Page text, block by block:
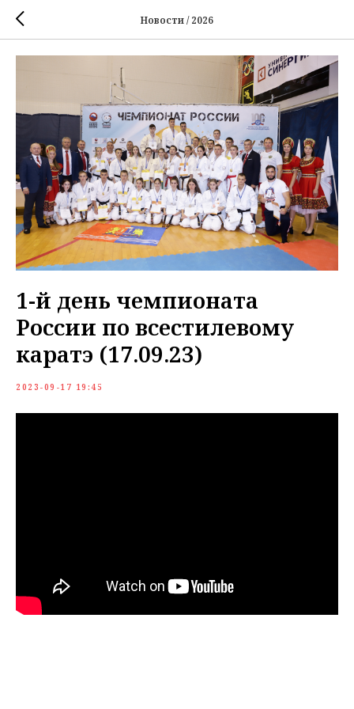
Новости / 2026
1-й день чемпионата
России по всестилевому
каратэ (17.09.23)
2023-09-17 19:45